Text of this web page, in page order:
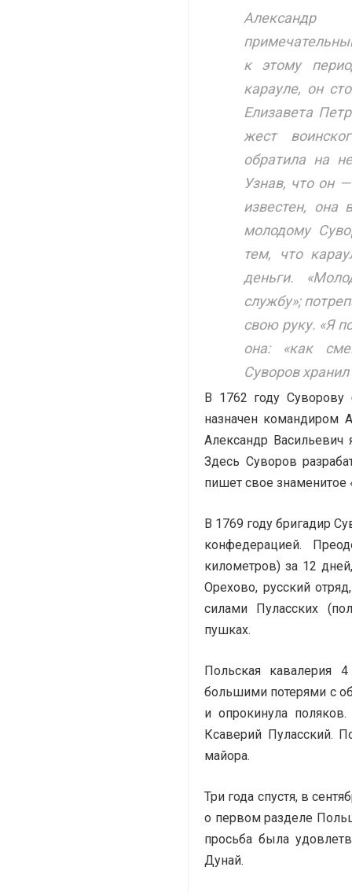
Александр
к этому
карауле, он
Елизавета
жест
обратила на
Узнав, что он
известен, она
молодому
тем, что
деньги.
службу»;
свою руку. «Я
она: «как
Суворов
В 1762 году
назначен командиром
Александр Васильевич
Здесь Суворов
пишет свое
В 1769 году бригадир
конфедерацией.
километров) за 12
Орехово, русский
силами Пуласских
пушках.
Польская кавалерия
большими потерями с
и опрокинула
Ксаверий Пуласский.
майора.
Три года спустя, в
о первом разделе
просьба была
Дунай.